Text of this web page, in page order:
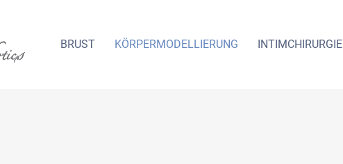
BRUST KÖRPERMODELLIERUNG INTIMCHIRURGIE